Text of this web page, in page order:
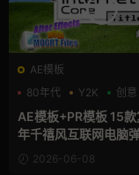
AE模板
80年代
Y2K 创意
AE模板+PR模板 15
年千禧风互联网电脑
贴图动画
2026-06-08